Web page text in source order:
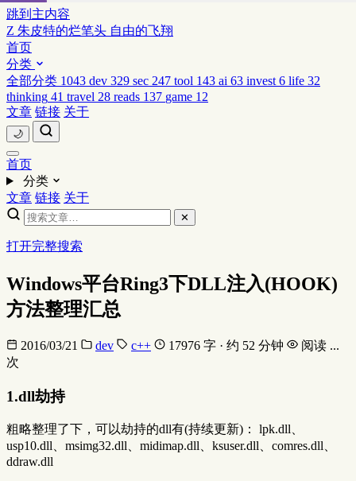
跳到主内容
Z 朱皮特的烂笔头 自由的飞翔
首页
分类
全部分类 1043 dev 329 sec 247 tool 143 ai 63 invest 6 life 32
thinking 41 travel 28 reads 137 game 12
文章 链接 关于
🌙
首页
分类
文章 链接 关于
✕
打开完整搜索
Windows平台Ring3下DLL注入(HOOK)
方法整理汇总
2016/03/21 dev c++ 17976 字 · 约 52 分钟 阅读 ...
次
1.dll劫持
粗略整理了下，可以劫持的dll有(持续更新)： lpk.dll、
usp10.dll、msimg32.dll、midimap.dll、ksuser.dll、comres.dll、
ddraw.dll